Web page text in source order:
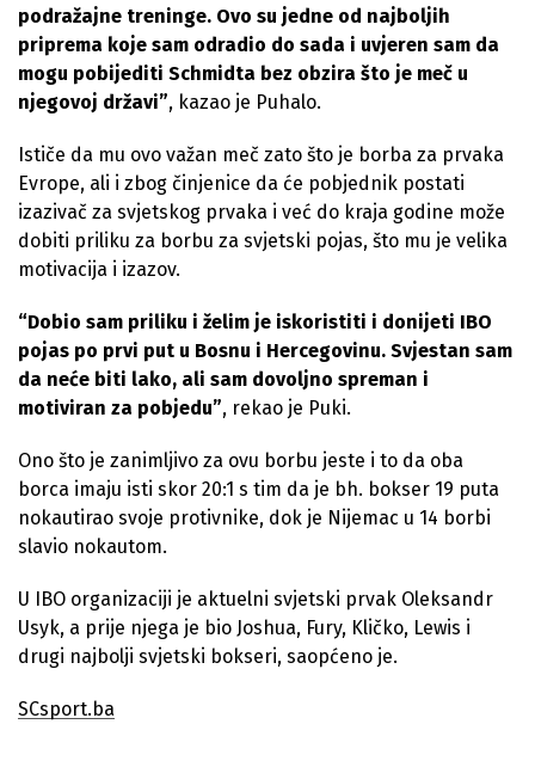
podražajne treninge. Ovo su jedne od najboljih
priprema koje sam odradio do sada i uvjeren sam da
mogu pobijediti Schmidta bez obzira što je meč u
njegovoj državi”, kazao je Puhalo.
Ističe da mu ovo važan meč zato što je borba za prvaka
Evrope, ali i zbog činjenice da će pobjednik postati
izazivač za svjetskog prvaka i već do kraja godine može
dobiti priliku za borbu za svjetski pojas, što mu je velika
motivacija i izazov.
“Dobio sam priliku i želim je iskoristiti i donijeti IBO
pojas po prvi put u Bosnu i Hercegovinu. Svjestan sam
da neće biti lako, ali sam dovoljno spreman i
motiviran za pobjedu”, rekao je Puki.
Ono što je zanimljivo za ovu borbu jeste i to da oba
borca imaju isti skor 20:1 s tim da je bh. bokser 19 puta
nokautirao svoje protivnike, dok je Nijemac u 14 borbi
slavio nokautom.
U IBO organizaciji je aktuelni svjetski prvak Oleksandr
Usyk, a prije njega je bio Joshua, Fury, Kličko, Lewis i
drugi najbolji svjetski bokseri, saopćeno je.
SCsport.ba